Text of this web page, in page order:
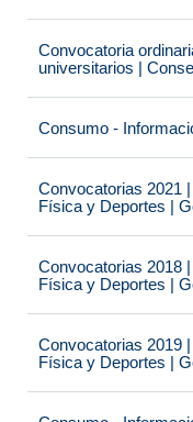
Convocatoria
universitarios |
Consumo -
Convocatorias 2021
Física y Deportes |
Convocatorias 2018
Física y Deportes |
Convocatorias 2019
Física y Deportes |